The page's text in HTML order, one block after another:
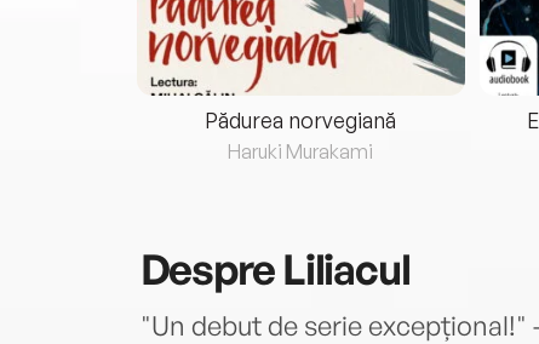
Pădurea norvegiană
Haruki Murakami
DespreLiliacul
"Un debut de serie excepțional!"